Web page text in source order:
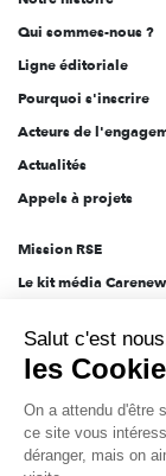
l'engagement
Qui sommes-nous ?
Ligne éditoriale
Pourquoi s'inscrire
Acteurs de
Actualités
Appels à projets
Mission RSE
Le kit média
AEF info
Novethic
PRODURABLE
Inclusiv Day
Salut c'est
les
On a attendu d'être
ce site vous
déranger, mais on